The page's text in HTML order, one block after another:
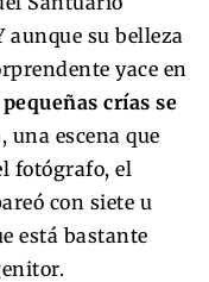
su belleza
yace en
crías se
, una escena que
fotógrafo, el
con siete u
está bastante